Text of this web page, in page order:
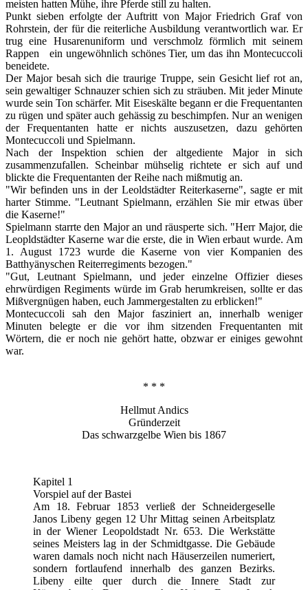
meisten hatten Mühe, ihre Pferde still zu halten.
Punkt sieben erfolgte der Auftritt von Major Friedrich Graf von
Rohrstein, der für die reiterliche Ausbildung verantwortlich war. Er
trug eine Husarenuniform und verschmolz förmlich mit seinem
Rappen ein ungewöhnlich schönes Tier, um das ihn Montecuccoli
beneidete.
Der Major besah sich die traurige Truppe, sein Gesicht lief rot an,
sein gewaltiger Schnauzer schien sich zu sträuben. Mit jeder Minute
wurde sein Ton schärfer. Mit Eiseskälte begann er die Frequentanten
zu rügen und später auch gehässig zu beschimpfen. Nur an wenigen
der Frequentanten hatte er nichts auszusetzen, dazu gehörten
Montecuccoli und Spielmann.
Nach der Inspektion schien der altgediente Major in sich
zusammenzufallen. Scheinbar mühselig richtete er sich auf und
blickte die Frequentanten der Reihe nach mißmutig an.
"Wir befinden uns in der Leoldstädter Reiterkaserne", sagte er mit
harter Stimme. "Leutnant Spielmann, erzählen Sie mir etwas über
die Kaserne!"
Spielmann starrte den Major an und räusperte sich. "Herr Major, die
Leopldstädter Kaserne war die erste, die in Wien erbaut wurde. Am
1. August 1723 wurde die Kaserne von vier Kompanien des
Batthyänyschen Reiterregiments bezogen."
"Gut, Leutnant Spielmann, und jeder einzelne Offizier dieses
ehrwürdigen Regiments würde im Grab herumkreisen, sollte er das
Mißvergnügen haben, euch Jammergestalten zu erblicken!"
Montecuccoli sah den Major fasziniert an, innerhalb weniger
Minuten belegte er die vor ihm sitzenden Frequentanten mit
Wörtern, die er noch nie gehört hatte, obzwar er einiges gewohnt
war.
* * *
Hellmut Andics
Gründerzeit
Das schwarzgelbe Wien bis 1867
Kapitel 1
Vorspiel auf der Bastei
Am 18. Februar 1853 verließ der Schneidergeselle
Janos Libeny gegen 12 Uhr Mittag seinen Arbeitsplatz
in der Wiener Leopoldstadt Nr. 653. Die Werkstätte
seines Meisters lag in der Schmidtgasse. Die Gebäude
waren damals noch nicht nach Häuserzeilen numeriert,
sondern fortlaufend innerhalb des ganzen Bezirks.
Libeny eilte quer durch die Innere Stadt zur